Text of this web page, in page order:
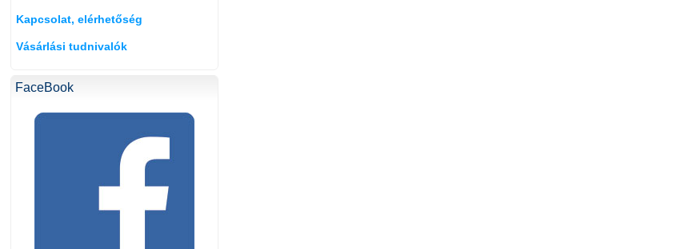
Kapcsolat, elérhetőség
Vásárlási tudnivalók
FaceBook